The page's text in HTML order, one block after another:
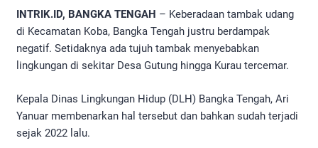
INTRIK.ID, BANGKA TENGAH – Keberadaan tambak udang
di Kecamatan Koba, Bangka Tengah justru berdampak
negatif. Setidaknya ada tujuh tambak menyebabkan
lingkungan di sekitar Desa Gutung hingga Kurau tercemar.
Kepala Dinas Lingkungan Hidup (DLH) Bangka Tengah, Ari
Yanuar membenarkan hal tersebut dan bahkan sudah terjadi
sejak 2022 lalu.